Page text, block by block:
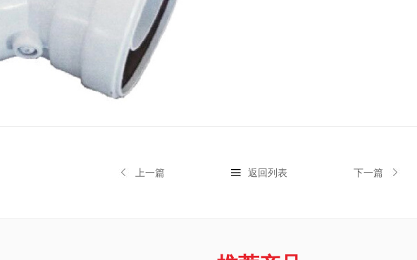
上一篇 返回列表 下一篇